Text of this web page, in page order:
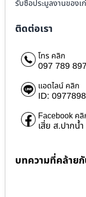
รับซื้อประมูลงานของ
ติดต่อเรา
โทร คลิก
097 789
แอดไลน์ คลิก
ID:
Facebook ค
เสี่ย ส.ปากน้ำ
บทความที่คล้าย